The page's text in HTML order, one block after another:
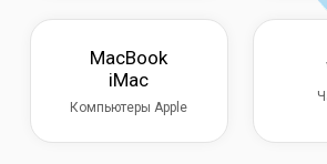
MacBook
iMac
Компьютеры Apple